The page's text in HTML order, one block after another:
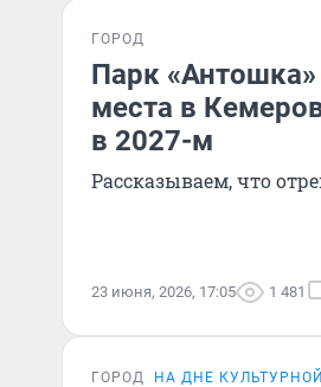
ГОРОД
Парк
места в
в 2027-м
Рассказываем, что
23 июня, 2026, 17:05 1 481
ГОРОД НА ДНЕ